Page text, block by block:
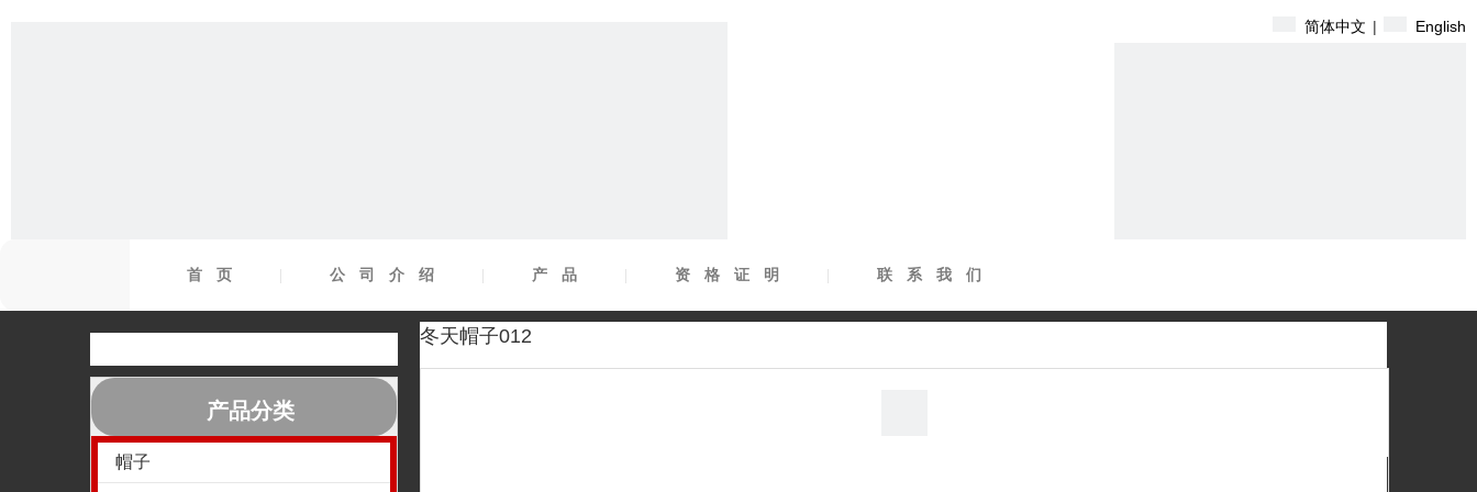
简体中文 | English
首页 公司介绍 产品 资格证明 联系我们
产品分类
帽子
冬天帽子012